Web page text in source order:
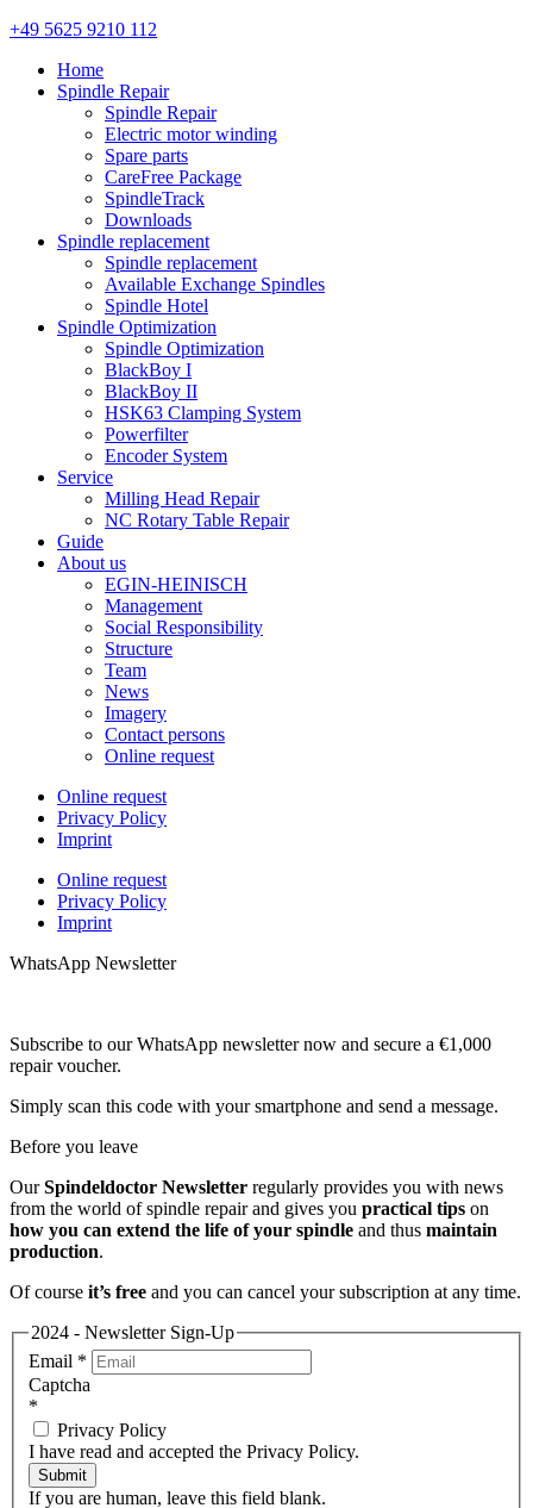
+49 5625 9210 112
Home
Spindle Repair
Spindle Repair
Electric motor winding
Spare parts
CareFree Package
SpindleTrack
Downloads
Spindle replacement
Spindle replacement
Available Exchange Spindles
Spindle Hotel
Spindle Optimization
Spindle Optimization
BlackBoy I
BlackBoy II
HSK63 Clamping System
Powerfilter
Encoder System
Service
Milling Head Repair
NC Rotary Table Repair
Guide
About us
EGIN-HEINISCH
Management
Social Responsibility
Structure
Team
News
Imagery
Contact persons
Online request
Online request
Privacy Policy
Imprint
Online request
Privacy Policy
Imprint
WhatsApp Newsletter
Subscribe to our WhatsApp newsletter now and secure a €1,000
repair voucher.
Simply scan this code with your smartphone and send a message.
Before you leave
OurSpindeldoctor Newsletter regularly provides you with news
from the world of spindle repair and gives you practical tips on
how you can extend the life of your spindle and thus maintain
production.
Of course it’s free and you can cancel your subscription at any time.
2024 - Newsletter Sign-Up
Email *
Captcha
*
Privacy Policy
I have read and accepted the Privacy Policy.
Submit
If you are human, leave this field blank.